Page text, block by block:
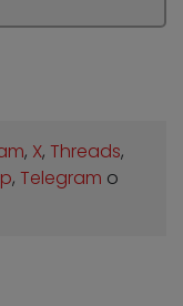
, X, Threads,
, Telegram o